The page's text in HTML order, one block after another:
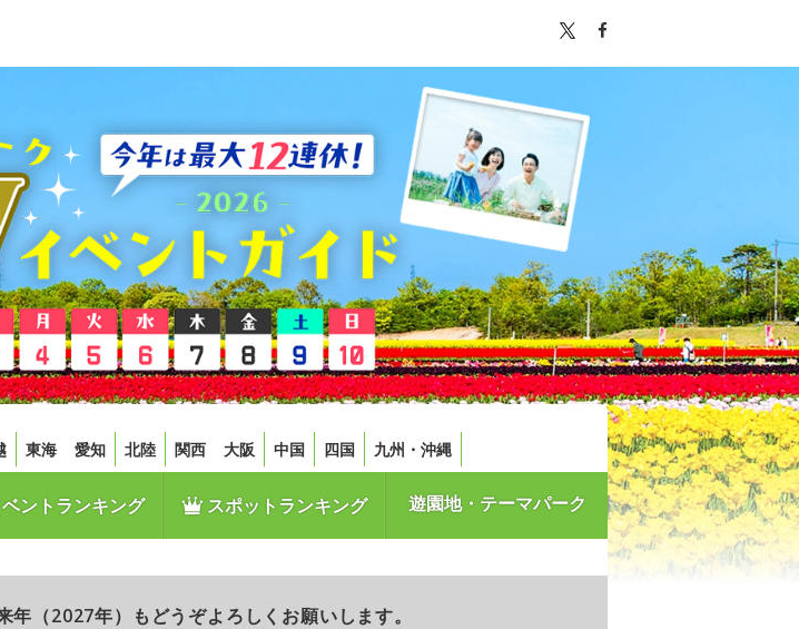
東海 愛知 北陸 関西 大阪 中国 四国 九州・沖縄
ントランキング スポットランキング 遊園地・テーマパーク
（2027年）もどうぞよろしくお願いします。